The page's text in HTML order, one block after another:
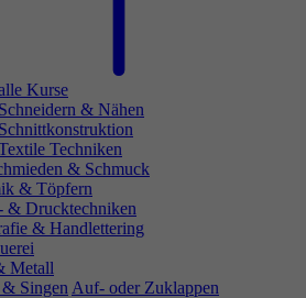
Kurse
Schneidern & Nähen
Schnittkonstruktion
Techniken
& Schmuck
& Töpfern
& Drucktechniken
& Handlettering
Metall
Singen Auf- oder Zuklappen